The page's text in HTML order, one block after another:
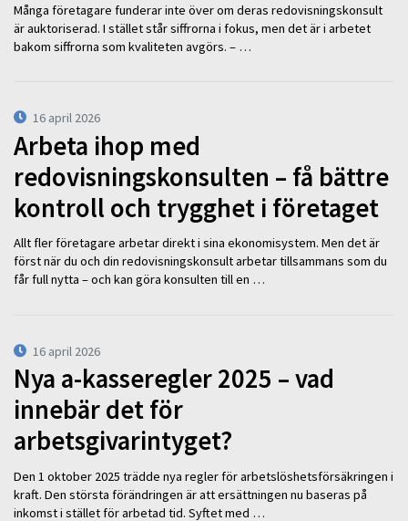
Många företagare funderar inte över om deras redovisningskonsult
är auktoriserad. I stället står siffrorna i fokus, men det är i arbetet
bakom siffrorna som kvaliteten avgörs. – …
16 april 2026
Arbeta ihop med
redovisningskonsulten – få bättre
kontroll och trygghet i företaget
Allt fler företagare arbetar direkt i sina ekonomisystem. Men det är
först när du och din redovisningskonsult arbetar tillsammans som du
får full nytta – och kan göra konsulten till en …
16 april 2026
Nya a-kasseregler 2025 – vad
innebär det för
arbetsgivarintyget?
Den 1 oktober 2025 trädde nya regler för arbetslöshetsförsäkringen i
kraft. Den största förändringen är att ersättningen nu baseras på
inkomst i stället för arbetad tid. Syftet med …